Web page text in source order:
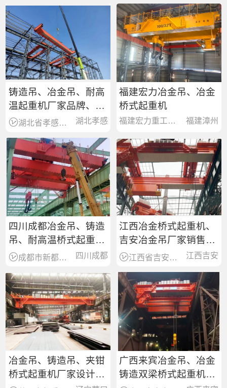
铸造吊、冶金吊、耐高
温起重机厂家品牌、型
号规格、技术参数湖北孝感
湖北省孝感起重机销售服务商
福建宏力冶金吊、冶金
桥式起重机
福建漳州
福建宏力重工有限公司
四川成都冶金吊、铸造
吊、耐高温桥式起重机
厂家、型号、参数、价
四川成都
成都市新都区起重设备销售服务商
江西冶金桥式起重机、
吉安冶金吊厂家销售安
装维修
江西吉安
江西省吉安市起重设备综合销售服务商
冶金吊、铸造吊、夹钳
桥式起重机厂家设计制
广西来宾冶金吊、冶金
铸造双梁桥式起重机厂